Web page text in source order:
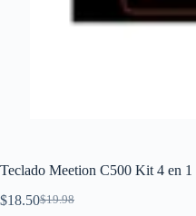
Teclado Meetion C500 Kit 4 en
$19.98
El
$18.50El